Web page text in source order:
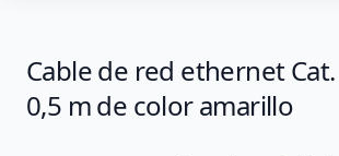
Cable de red ethernet Cat.
0,5 m de color amarillo